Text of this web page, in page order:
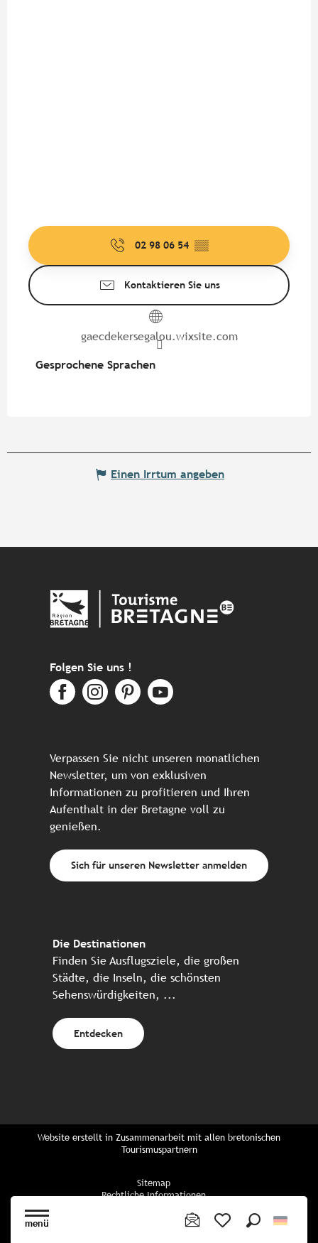
menü
02 98 06 54 ▒▒
Kontaktieren Sie uns
gaecdekersegalou.wixsite.com
Gesprochene Sprachen
Gesprochene Sprachen
Einen Irrtum angeben
Folgen Sie uns !
Verpassen Sie nicht unseren monatlichen
Newsletter, um von exklusiven
Informationen zu profitieren und Ihren
Aufenthalt in der Bretagne voll zu
genießen.
Sich für unseren Newsletter anmelden
Die Destinationen
Finden Sie Ausflugsziele, die großen
Städte, die Inseln, die schönsten
Sehenswürdigkeiten, ...
Entdecken
Website erstellt in Zusammenarbeit mit allen bretonischen
Tourismuspartnern
Sitemap
Rechtliche Informationen
Cookie-Richtlinie